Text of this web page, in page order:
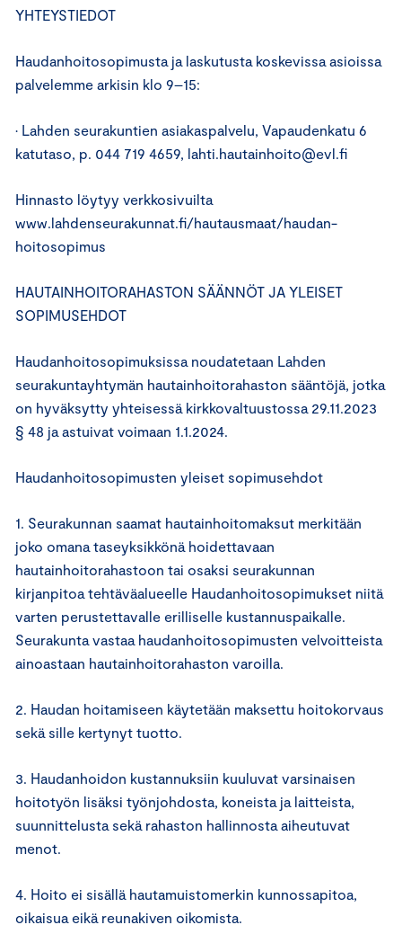
YHTEYSTIEDOT
Haudanhoitosopimusta ja laskutusta koskevissa asioissa
palvelemme arkisin klo 9–15:
• Lahden seurakuntien asiakaspalvelu, Vapaudenkatu 6
katutaso, p. 044 719 4659, lahti.hautainhoito@evl.fi
Hinnasto löytyy verkkosivuilta
www.lahdenseurakunnat.fi/hautausmaat/haudan-
hoitosopimus
HAUTAINHOITORAHASTON SÄÄNNÖT JA YLEISET
SOPIMUSEHDOT
Haudanhoitosopimuksissa noudatetaan Lahden
seurakuntayhtymän hautainhoitorahaston sääntöjä, jotka
on hyväksytty yhteisessä kirkkovaltuustossa 29.11.2023
§ 48 ja astuivat voimaan 1.1.2024.
Haudanhoitosopimusten yleiset sopimusehdot
1. Seurakunnan saamat hautainhoitomaksut merkitään
joko omana taseyksikkönä hoidettavaan
hautainhoitorahastoon tai osaksi seurakunnan
kirjanpitoa tehtäväalueelle Haudanhoitosopimukset niitä
varten perustettavalle erilliselle kustannuspaikalle.
Seurakunta vastaa haudanhoitosopimusten velvoitteista
ainoastaan hautainhoitorahaston varoilla.
2. Haudan hoitamiseen käytetään maksettu hoitokorvaus
sekä sille kertynyt tuotto.
3. Haudanhoidon kustannuksiin kuuluvat varsinaisen
hoitotyön lisäksi työnjohdosta, koneista ja laitteista,
suunnittelusta sekä rahaston hallinnosta aiheutuvat
menot.
4. Hoito ei sisällä hautamuistomerkin kunnossapitoa,
oikaisua eikä reunakiven oikomista.